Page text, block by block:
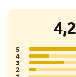
4,2
5 12x
4 3x
3 5x
2 1x